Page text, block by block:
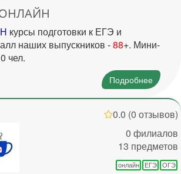
ОНЛАЙН
курсы подготовки к ЕГЭ и
наших выпускников -88+. Мини-
чел.
Подробнее
0.0 (0 отзывов)
0 филиалов
13 предметов
онлайн ЕГЭ ОГЭ